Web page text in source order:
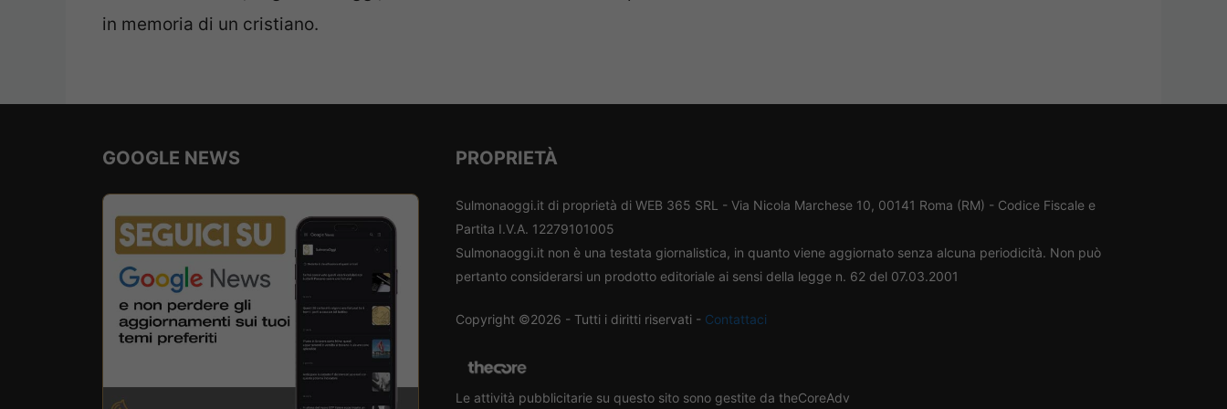
in memoria di un cristiano.
GOOGLE NEWS PROPRIETÀ
Sulmonaoggi.it di proprietà di WEB 365 SRL - Via Nicola Marchese 10, 00141 Roma (RM) - Codice Fiscale e
Partita I.V.A. 12279101005
Sulmonaoggi.it non è una testata giornalistica, in quanto viene aggiornato senza alcuna periodicità. Non può
pertanto considerarsi un prodotto editoriale ai sensi della legge n. 62 del 07.03.2001
Copyright ©2026 - Tutti i diritti riservati - Contattaci
Le attività pubblicitarie su questo sito sono gestite da theCoreAdv